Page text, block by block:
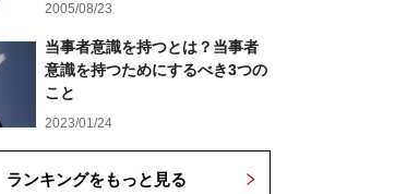
2005/08/23
当事者意識を持つとは？当事者
意識を持つためにするべき3つの
こと
2023/01/24
ランキングをもっと見る